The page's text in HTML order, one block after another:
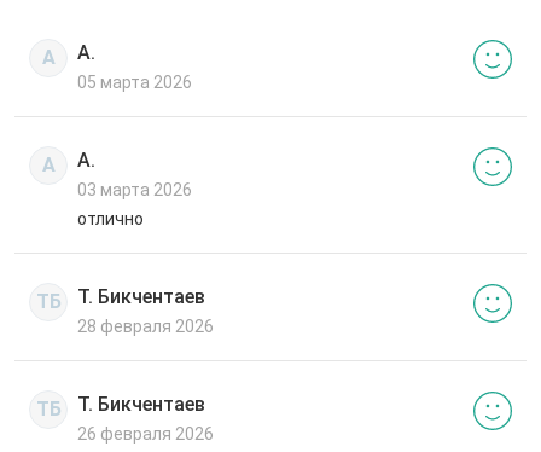
А А.
05 марта 2026
А А.
03 марта 2026
отлично
ТБ Т. Бикчентаев
28 февраля 2026
ТБ Т. Бикчентаев
26 февраля 2026